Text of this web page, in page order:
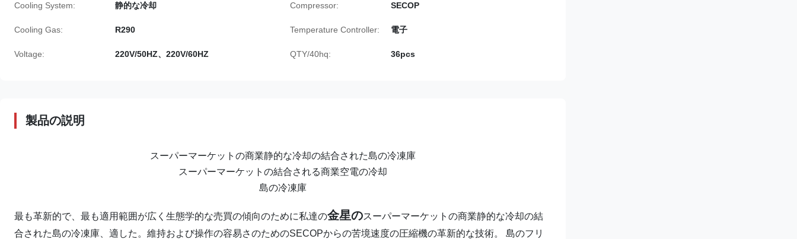
Cooling System: 静的な冷却 Compressor: SECOP
Cooling Gas: R290 Temperature Controller: 電子
Voltage: 220V/50HZ、220V/60HZ QTY/40hq: 36pcs
製品の説明
スーパーマーケットの商業静的な冷却の結合された島の冷凍庫
スーパーマーケットの結合される商業空電の冷却
島の冷凍庫
最も革新的で、最も適用範囲が広く生態学的な売買の傾向のために私達の金星のスーパーマーケットの商業静的な冷却の結
合された島の冷凍庫、適した。維持および操作の容易さのためのSECOPからの苦境速度の圧縮機の革新的な技術。 島のフリ